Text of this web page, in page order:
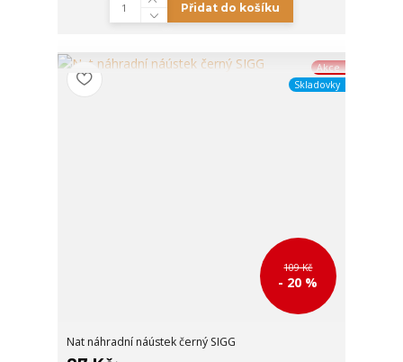
Přidat do košíku
Akce
Skladovky
109 Kč
- 20 %
Nat náhradní náústek černý SIGG